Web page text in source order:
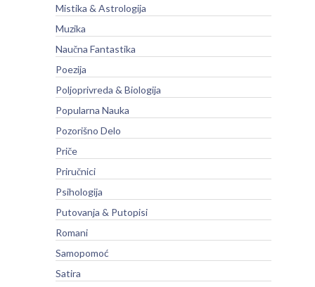
Mistika & Astrologija
Muzika
Naučna Fantastika
Poezija
Poljoprivreda & Biologija
Popularna Nauka
Pozorišno Delo
Priče
Priručnici
Psihologija
Putovanja & Putopisi
Romani
Samopomoć
Satira